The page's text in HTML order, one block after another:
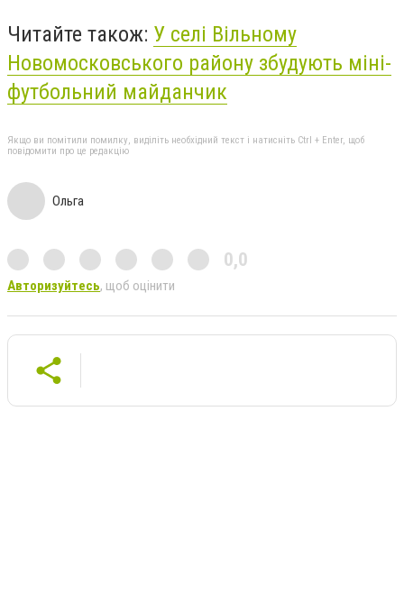
Читайте також: У селі Вільному
Новомосковського району збудують міні-
футбольний майданчик
Якщо ви помітили помилку, виділіть необхідний текст і натисніть Ctrl + Enter, щоб
повідомити про це редакцію
Ольга
0,0
Авторизуйтесь, щоб оцінити